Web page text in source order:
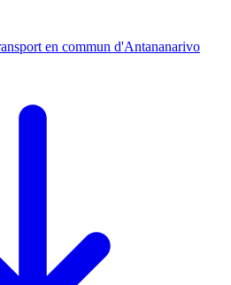
en commun d'Antananarivo